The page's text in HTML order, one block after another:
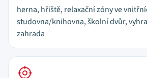
herna, hřiště, relaxační zóny ve
studovna/knihovna, školní dvůr,
zahrada